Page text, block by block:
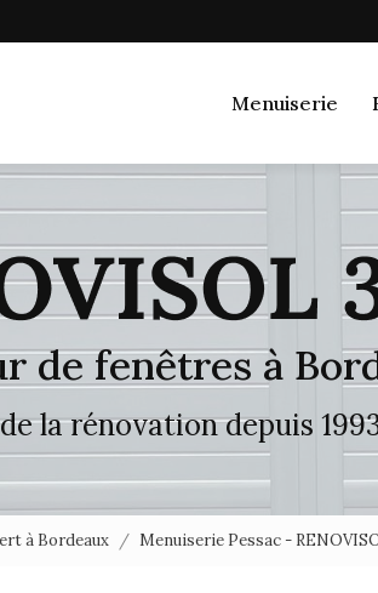
Menuiserie
de fenêtres à
la rénovation depuis
à Bordeaux Menuiserie Pessac -